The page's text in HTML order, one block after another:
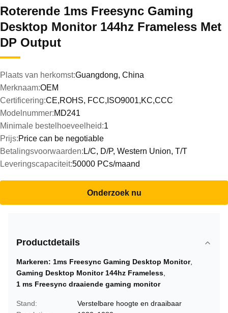
Roterende 1ms Freesync Gaming
Desktop Monitor 144hz Frameless Met
DP Output
Plaats van herkomst:Guangdong, China
Merknaam:OEM
Certificering:CE,ROHS, FCC,ISO9001,KC,CCC
Modelnummer:MD241
Minimale bestelhoeveelheid:1
Prijs:Price can be negotiable
Betalingsvoorwaarden: L/C, D/P, Western Union, T/T
Leveringscapaciteit:50000 PCs/maand
Onderzoek nu
Productdetails
Markeren: 1ms Freesync Gaming Desktop Monitor,
Gaming Desktop Monitor 144hz Frameless
1 ms Freesync draaiende gaming monitor
Stand:
Verstelbare hoogte en draaibaar